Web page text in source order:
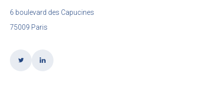
6 boulevard des Capucines
75009 Paris